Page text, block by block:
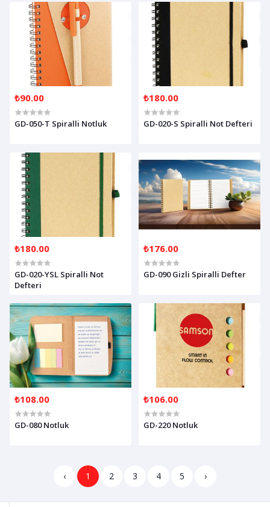
₺90.00
GD-050-T Spiralli Notluk
₺180.00
GD-020-S Spiralli Not Defteri
₺180.00
GD-020-YSL Spiralli Not
Defteri
₺176.00
GD-090 Gizli Spiralli Defter
₺108.00
GD-080 Notluk
₺106.00
GD-220 Notluk
‹ 1 2 3 4 5 ›